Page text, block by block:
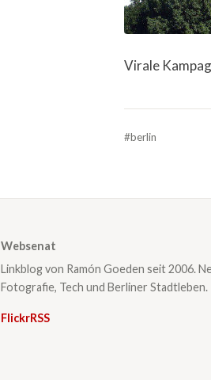
Virale
#berlin
Websenat
Linkblog von Ramón Goeden seit 2006.
Fotografie, Tech und Berliner Stadtleben.
FlickrRSS